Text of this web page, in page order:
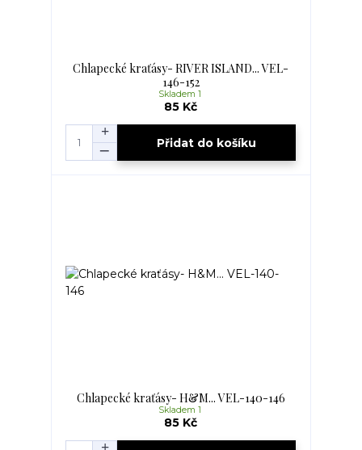
Chlapecké kraťásy- RIVER ISLAND... VEL-
146-152
85 Kč
Skladem 1
Přidat do košíku
Chlapecké kraťásy- H&M... VEL-140-146
85 Kč
Skladem 1